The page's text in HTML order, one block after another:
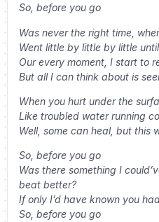
So, before you go
Was never the right time,
Went little by little by little
Our every moment, I start to
But all I can think about is
When you hurt under the
Like troubled water running
Well, some can heal, but this
So, before you go
Was there something I
beat better?
If only I’d have known you
So, before you go